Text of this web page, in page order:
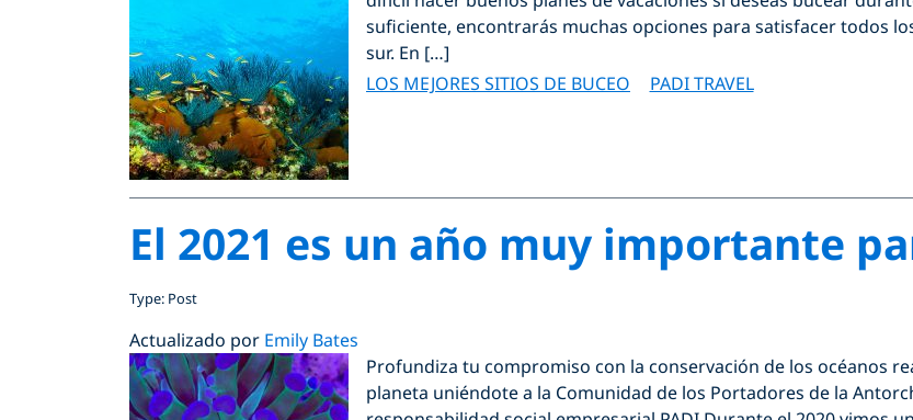
suficiente, encontrarás muchas opciones para satisfacer todos
sur. En […]
LOS MEJORES SITIOS DE BUCEO
PADI TRAVEL
El 2021 es un año muy importante
Type: Post
Actualizado por Emily Bates
Profundiza tu compromiso con la conservación de los océanos
planeta uniéndote a la Comunidad de los Portadores de la